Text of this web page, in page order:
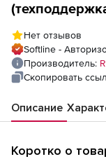
Нет отзывов
Softline -
Производитель:
Скопировать
Описание
Коротко о